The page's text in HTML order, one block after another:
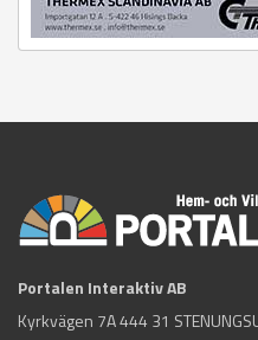
Portalen Interaktiv AB
Kyrkvägen 7A 444 31